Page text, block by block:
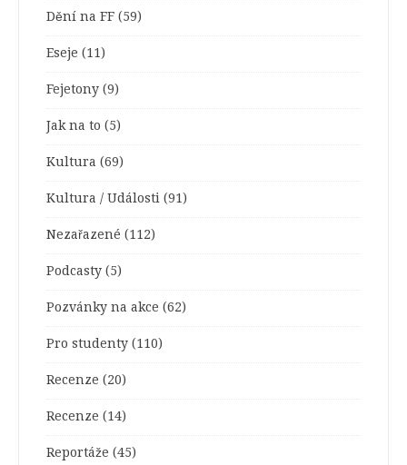
Dění na FF (59)
Eseje (11)
Fejetony (9)
Jak na to (5)
Kultura (69)
Kultura / Události (91)
Nezařazené (112)
Podcasty (5)
Pozvánky na akce (62)
Pro studenty (110)
Recenze (20)
Recenze (14)
Reportáže (45)